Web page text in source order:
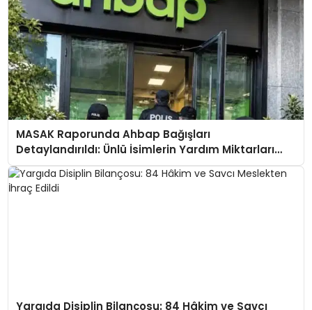
MASAK Raporunda Ahbap Bağışları
Detaylandırıldı: Ünlü İsimlerin Yardım Miktarları
Ortaya Çıktı
Yargıda Disiplin Bilançosu: 84 Hâkim ve Savcı